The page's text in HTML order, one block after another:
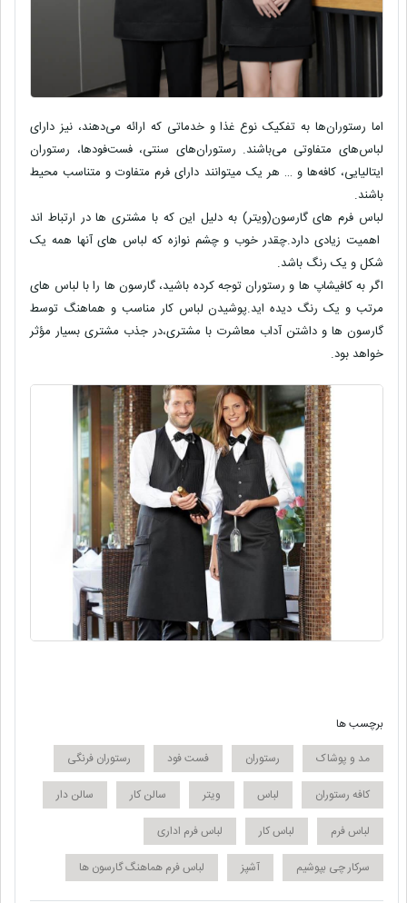
اما رستوران‌ها به تفکیک نوع غذا و خدماتی که ارائه می‌دهند، نیز دارای
لباس‌های متفاوتی می‌باشند. رستوران‌های سنتی، فست‌فود‌ها، رستوران
ایتالیایی، کافه‌ها و … هر یک میتوانند دارای فرم متفاوت و متناسب محیط
باشند.
لباس فرم های گارسون(ویتر) به دلیل این که با مشتری ها در ارتباط اند
اهمیت زیادی دارد.چقدر خوب و چشم نوازه که لباس های آنها همه یک
شکل و یک رنگ باشد.
اگر به کافیشاپ ها و رستوران توجه کرده باشید، گارسون ها را با لباس های
مرتب و یک رنگ دیده اید.پوشیدن لباس کار مناسب و هماهنگ توسط
گارسون ها و داشتن آداب معاشرت با مشتری،در جذب مشتری بسیار مؤثر
خواهد بود.
برچسب ها
مد و پوشاک
رستوران فست فود
رستوران فرنگی
کافه رستوران
لباس ویتر سالن کار
سالن دار
لباس فرم
لباس کار
لباس فرم اداری
سرکار چی بپوشیم
آشپز لباس فرم هماهنگ گارسون ها